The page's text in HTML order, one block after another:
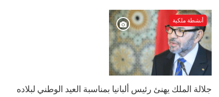
أنشطة ملكية
جلالة الملك يهنئ رئيس ألبانيا بمناسبة العيد الوطني لبلاده